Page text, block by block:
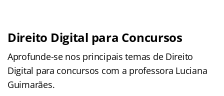
Direito Digital para Concursos
Aprofunde-se nos principais temas de Direito
Digital para concursos com a professora Luciana
Guimarães.